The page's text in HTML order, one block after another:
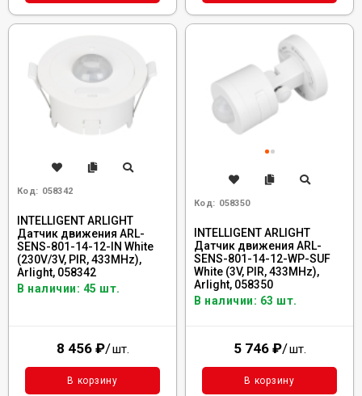
Код: 058342
INTELLIGENT ARLIGHT
Датчик движения ARL-
SENS-801-14-12-IN White
(230V/3V, PIR, 433MHz),
Arlight, 058342
В наличии: 45 шт.
8 456 ₽/шт.
В корзину
Код: 058350
INTELLIGENT ARLIGHT
Датчик движения ARL-
SENS-801-14-12-WP-SUF
White (3V, PIR, 433MHz),
Arlight, 058350
В наличии: 63 шт.
5 746 ₽/шт.
В корзину